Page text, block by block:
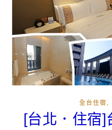
全台住宿 ,
[台北．住宿]